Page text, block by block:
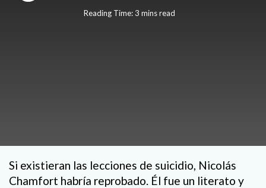
Reading Time: 3 mins read
Si existieran las lecciones de suicidio, Nicolás
Chamfort habría reprobado. Él fue un literato y